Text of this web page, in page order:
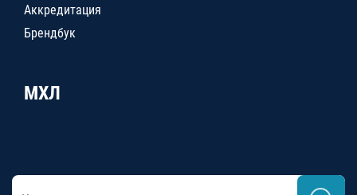
Аккредитация
Брендбук
МХЛ